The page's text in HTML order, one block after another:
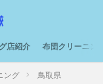
店紹介 布団クリーニン
ング 鳥取県